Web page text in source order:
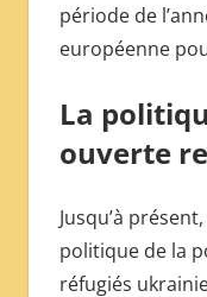
période de
européenne
La
ouverte
Jusqu’à
politique de la
réfugiés